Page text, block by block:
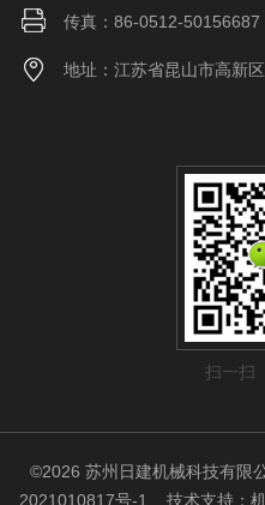
传真：86-0512-50156687
地址：江苏省昆山市高新
扫一扫
©2026 苏州日建机械科技有
2021010817号-1
技术支持：